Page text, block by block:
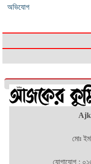
অভিযোগ
মোঃ
যোগাযোগ :